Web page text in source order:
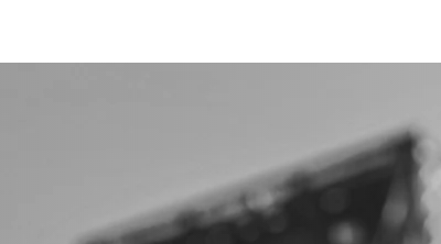
ИТ-КОМПАНИЙ И
KZ/UZ К